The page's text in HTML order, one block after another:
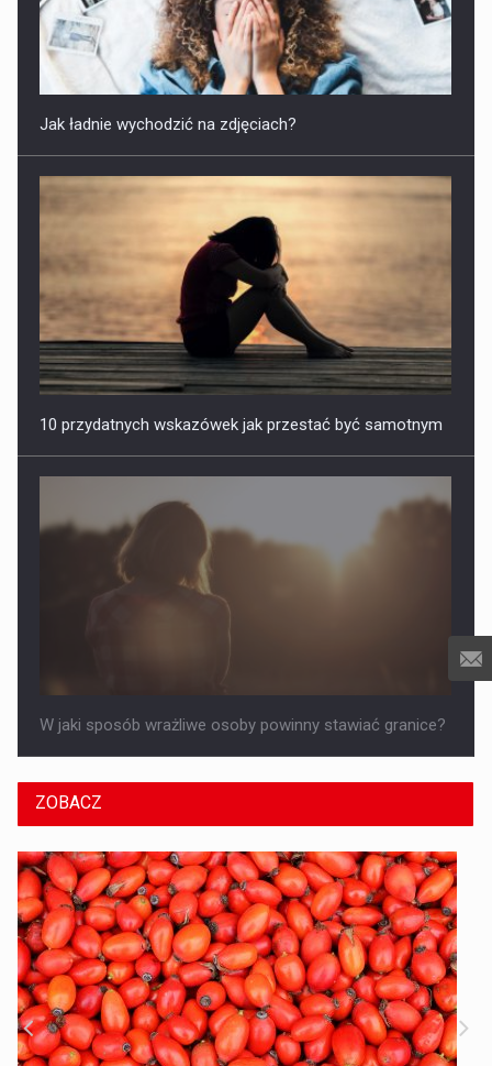
Jak ładnie wychodzić na zdjęciach?
10 przydatnych wskazówek jak przestać być samotnym
W jaki sposób wrażliwe osoby powinny stawiać granice?
ZOBACZ